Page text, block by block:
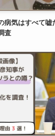
病気はすべて嘘
査